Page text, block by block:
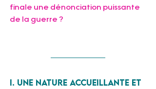
finale une dénonciation puissante
de la guerre ?
I. Une nature accueillante et